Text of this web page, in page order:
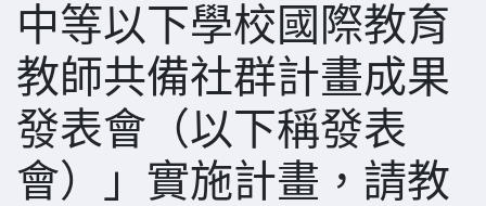
中等以下學校國際教育
教師共備社群計畫成果
發表會（以下稱發表
會）」實施計畫，請教